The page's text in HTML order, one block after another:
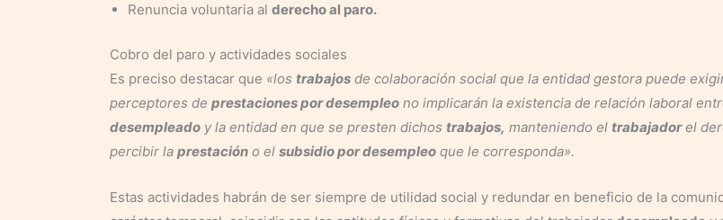
Renuncia voluntaria al derecho al paro.
Cobro del paro y actividades sociales
Es preciso destacar que «los trabajos de colaboración social que la entidad gestora puede
perceptores de prestaciones por desempleo no implicarán la existencia de relación laboral
desempleado y la entidad en que se presten dichos trabajos, manteniendo el trabajadorel
percibir la prestación o el subsidio por desempleo que le corresponda».
Estas actividades habrán de ser siempre de utilidad social y redundar en beneficio de la